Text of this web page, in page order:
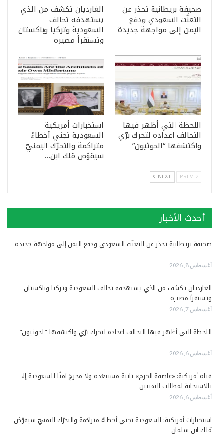
صحيفة بريطانية تحذر من
التعنُّت السعودي ودفع
اليمن إلى مواجهة جديدة
الغارديان تكشف من الذي
يستهدفه تحالف
السعودية وتركيا وباكستان
وتستقرأ مصيره
اللحظة التي أظهر فيها
التحالف اعداده لتحرك برّي
واكتشفها “الحوثيون”
استخبارات أمريكية:
السعودية تجني أخطاءً
متراكمة والتحرّك اليمنيّ
سيقوّض مُلك ابن…
NEXT
أحدث الأخبار
صحيفة بريطانية تحذر من التعنُّت السعودي ودفع اليمن إلى مواجهة جديدة
أغسطس 8, 2026
الغارديان تكشف من الذي يستهدفه تحالف السعودية وتركيا وباكستان
وتستقرأ مصيره
أغسطس 7, 2026
اللحظة التي أظهر فيها التحالف اعداده لتحرك برّي واكتشفها “الحوثيون”
أغسطس 6, 2026
قناة أمريكية: «عاصفة الحزم» ثانية مستبعَدة ولا مخرجَ آمنًا للسعودية إلا
بالاستجابة لمطالب اليمنيين
أغسطس 6, 2026
استخبارات أمريكية: السعودية تجني أخطاءً متراكمة والتحرّك اليمنيّ سيقوّض
مُلك ابن سلمان